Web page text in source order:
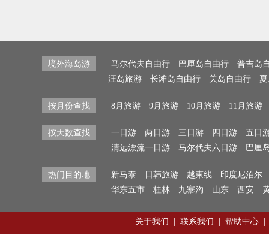
买，本社已经包含责任
6、贷币：巴厘岛的国
在机场，酒店，导游兑
7、饮食：巴厘岛早餐
如有忌者请自备零食。
8、语言：巴厘岛当地
语，外交语以英语、荷
9、天气：现阶段巴厘
境外海岛游 马尔代夫自由行 巴厘岛自由行
普吉岛
汪岛旅游
长滩岛自由行 关岛自由行
按月份查找 8月旅游 9月旅游 10月旅游 11月旅游
按天数查找 一日游 两日游 三日游 四日游
五日
清远漂流一日游
马尔代夫六日游 巴厘
热门目的地 新马泰 日韩旅游 越柬线
印度尼泊尔
华东五市
桂林 九寨沟 山东 西安
关于我们 联系我们 帮助中心